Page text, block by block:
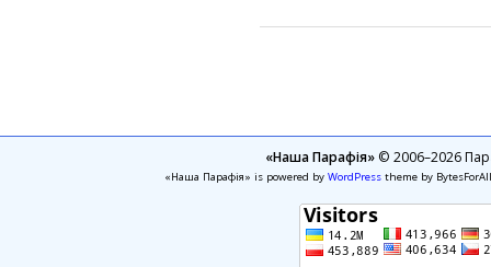
«Наша Парафія»© 2006–2026
«Наша Парафія» is powered by WordPresstheme by